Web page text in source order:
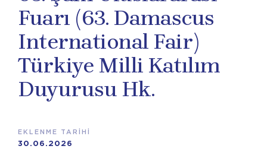
Fuarı (63. Damascus
International Fair)
Türkiye Milli Katılım
Duyurusu Hk.
EKLENME TARİHİ
30.06.2026